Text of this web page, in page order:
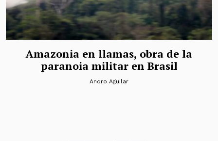
Amazonia en llamas, obra de la
paranoia militar en Brasil
Andro Aguilar